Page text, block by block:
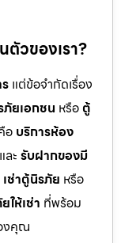
ตัวของเรา?
แต่ข้อจำกัดเรื่อง
ยเอกชน หรือ ตู้
อ บริการห้อง
และ รับฝากของมี
เช่าตู้นิรภัย หรือ
ให้เช่า ที่พร้อม
คุณ